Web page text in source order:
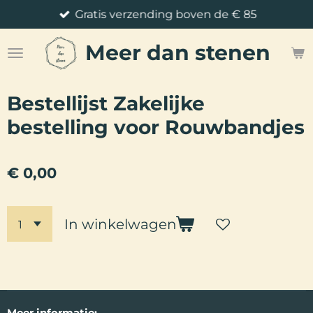
direct
naar
Meerdan stenen
Gratis verzending boven de € 85
Bestellijst Zakelijke
bestelling voor Rouwbandjes
€ 0,00
In winkelwagen